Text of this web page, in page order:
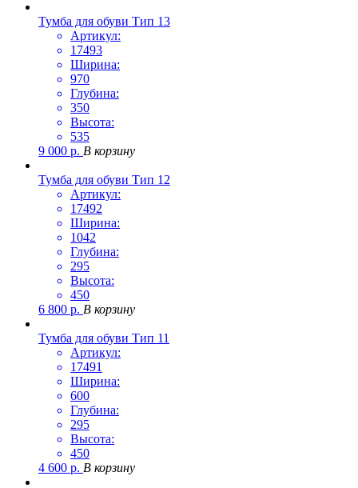
Тумба для обуви Тип 13
Артикул:
17493
Ширина:
970
Глубина:
350
Высота:
535
9 000 р. В корзину
Тумба для обуви Тип 12
Артикул:
17492
Ширина:
1042
Глубина:
295
Высота:
450
6 800 р. В корзину
Тумба для обуви Тип 11
Артикул:
17491
Ширина:
600
Глубина:
295
Высота:
450
4 600 р. В корзину